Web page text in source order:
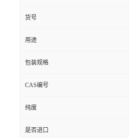
货号
用途
包装规格
CAS编号
纯度
是否进口